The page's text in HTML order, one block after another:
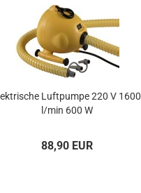
Luft­pum­pe 220 V 1600
l/min 600 W
88,90 EUR